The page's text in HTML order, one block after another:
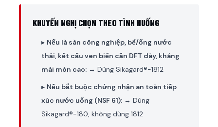
KHUYẾN NGHỊ CHỌN THEO TÌNH HUỐNG
▸ Nếu là sàn công nghiệp, bể/ống nước
thải, kết cấu ven biển cần DFT dày, kháng
mài mòn cao: → Dùng Sikagard®-1812
▸ Nếu bắt buộc chứng nhận an toàn tiếp
xúc nước uống (NSF 61): → Dùng
Sikagard®-180, không dùng 1812